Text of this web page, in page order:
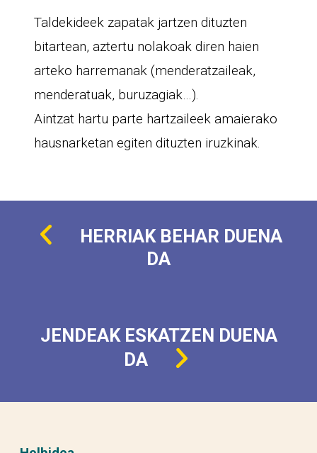
Taldekideek zapatak jartzen dituzten
bitartean, aztertu nolakoak diren haien
arteko harremanak (menderatzaileak,
menderatuak, buruzagiak…).
Aintzat hartu parte hartzaileek amaierako
hausnarketan egiten dituzten iruzkinak.
HERRIAK BEHAR DUENA
DA
JENDEAK ESKATZEN DUENA
DA